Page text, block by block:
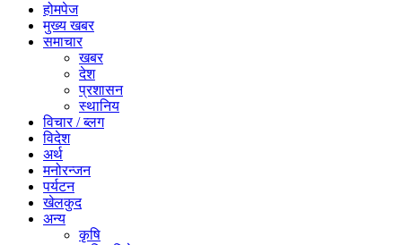
होमपेज
मुख्य खबर
समाचार
खबर
देश
प्रशासन
स्थानिय
विचार / ब्लग
विदेश
अर्थ
मनोरन्जन
पर्यटन
खेलकुद
अन्य
कृषि